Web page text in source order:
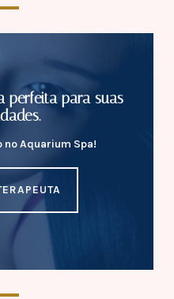
perfeita para suas
no Aquarium Spa!